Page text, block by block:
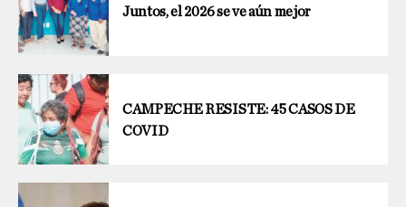
Juntos, el 2026 se ve aún mejor
CAMPECHE RESISTE: 45 CASOS DE
COVID